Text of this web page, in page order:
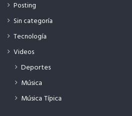
Posting
Sin categoría
Tecnología
Videos
Deportes
Música
Música Típica